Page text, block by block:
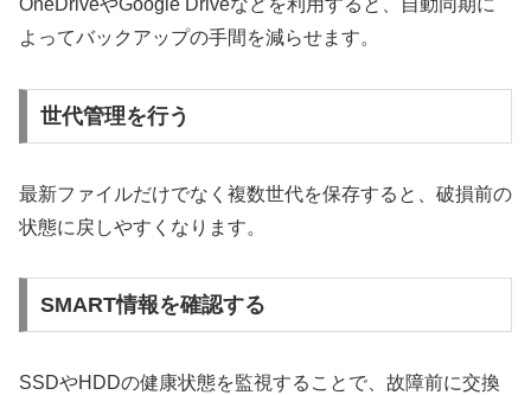
OneDriveやGoogle Driveなどを利用すると、自動同期に
よってバックアップの手間を減らせます。
世代管理を行う
最新ファイルだけでなく複数世代を保存すると、破損前の
状態に戻しやすくなります。
SMART情報を確認する
SSDやHDDの健康状態を監視することで、故障前に交換